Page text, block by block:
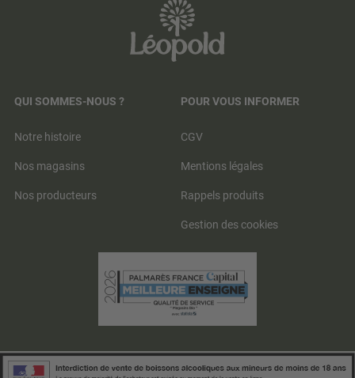
QUI SOMMES-NOUS ?
Notre histoire
Nos magasins
Nos producteurs
POUR VOUS INFORMER
CGV
Mentions légales
Rappels produits
Gestion des cookies